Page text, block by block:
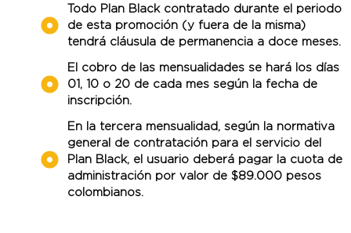
Todo Plan Black contratado durante el periodo
de esta promoción (y fuera de la misma)
tendrá cláusula de permanencia a doce meses.
El cobro de las mensualidades se hará los días
01, 10 o 20 de cada mes según la fecha de
inscripción.
En la tercera mensualidad, según la normativa
general de contratación para el servicio del
Plan Black, el usuario deberá pagar la cuota de
administración por valor de $89.000 pesos
colombianos.